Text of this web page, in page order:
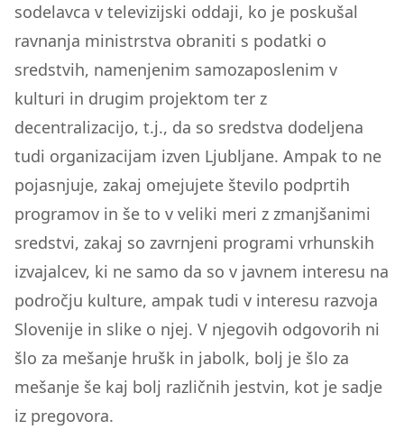
sodelavca v televizijski oddaji, ko je poskušal
ravnanja ministrstva obraniti s podatki o
sredstvih, namenjenim samozaposlenim v
kulturi in drugim projektom ter z
decentralizacijo, t.j., da so sredstva dodeljena
tudi organizacijam izven Ljubljane. Ampak to ne
pojasnjuje, zakaj omejujete število podprtih
programov in še to v veliki meri z zmanjšanimi
sredstvi, zakaj so zavrnjeni programi vrhunskih
izvajalcev, ki ne samo da so v javnem interesu na
področju kulture, ampak tudi v interesu razvoja
Slovenije in slike o njej. V njegovih odgovorih ni
šlo za mešanje hrušk in jabolk, bolj je šlo za
mešanje še kaj bolj različnih jestvin, kot je sadje
iz pregovora.